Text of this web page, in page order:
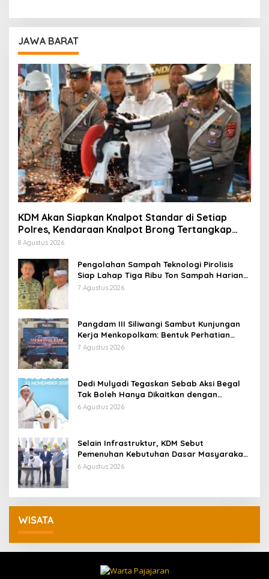
JAWA BARAT
KDM Akan Siapkan Knalpot Standar di Setiap
Polres, Kendaraan Knalpot Brong Tertangkap
Langsung Ganti
8 Agustus 2026
Pengolahan Sampah Teknologi Pirolisis
Siap Lahap Tiga Ribu Ton Sampah Harian
Jawa Barat
7 Agustus 2026
Pangdam III Siliwangi Sambut Kunjungan
Kerja Menkopolkam: Bentuk Perhatian
Pemerintah
7 Agustus 2026
Dedi Mulyadi Tegaskan Sebab Aksi Begal
Tak Boleh Hanya Dikaitkan dengan
Ekonomi
6 Agustus 2026
Selain Infrastruktur, KDM Sebut
Pemenuhan Kebutuhan Dasar Masyarakat
Jadi Fokus APBD Jabar 2027
6 Agustus 2026
WISATA